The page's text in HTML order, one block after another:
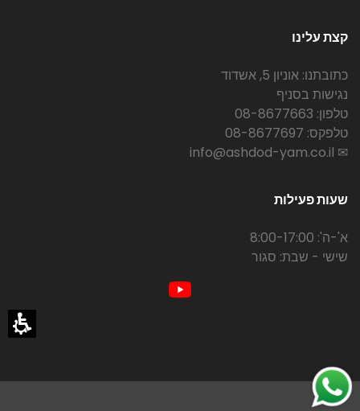
קצת עלינו
כתובתנו: אוניון 5, אשדוד
נגישות בסניף
טלפון: 08-8677663
טלפקס: 08-8677697
✉ info@ashdod-yam.co.il
שעות פעילות
א'-ה': 8:00-17:00
שישי - שבת: סגור